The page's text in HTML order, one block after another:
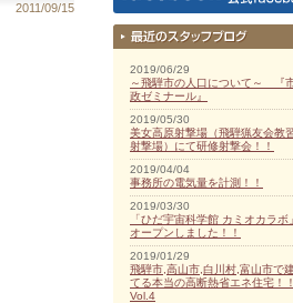
2011/09/15
2019/06/29
～飛騨市の人口について～ 『
政ゼミナール』
2019/05/30
美女高原射撃場（飛騨猟友会教
射撃場）にて研修射撃会！！
2019/04/04
事務所の電気量を計測！！
2019/03/30
「ひだ宇宙科学館 カミオカラボ」
オープンしました！！
2019/01/29
飛騨市,高山市,白川村,富山市で
てる本当の高断熱省エネ住宅！！
Vol.4